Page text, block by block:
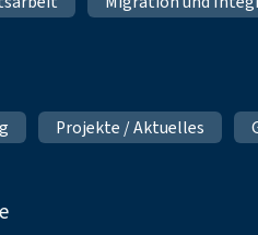
Projekte / Aktuelles